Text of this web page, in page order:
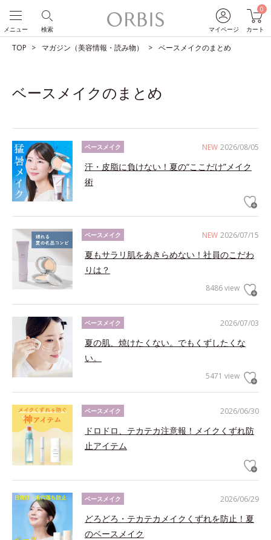
マイページ
0
カート
検索
メニュー
TOP マガジン（美容情報・読み物） ベースメイクのまとめ
ベースメイクのまとめ
NEW 2026/08/05
ベースメイク
汗・皮脂に負けない！夏の“ここだけ”メイク
術
NEW 2026/07/15
ベースメイク
夏もサラリ肌をあきらめない！社員のこだわ
りは？
8486 view
2026/07/03
ベースメイク
夏の肌、焼けたくない。でもくずしたくな
い。
5471 view
2026/06/30
ベースメイク
ドロドロ、テカテカ注意報！メイクくずれ防
止アイテム
2026/06/29
ベースメイク
どろどろ・テカテカメイクくずれを防止！夏
のベースメイク